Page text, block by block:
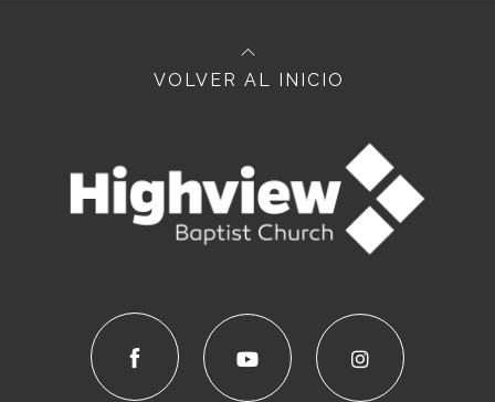
VOLVER AL INICIO